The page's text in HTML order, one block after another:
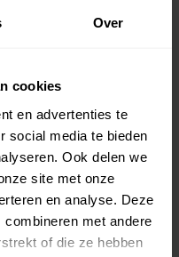
Over
cookies
en advertenties te
social media te bieden
Ook delen we
site met onze
en analyse. Deze
met andere
of die ze hebben
woningen (koopsom
Dit